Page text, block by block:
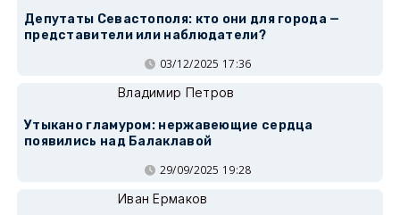
Депутаты Севастополя: кто они для города —
представители или наблюдатели?
03/12/2025 17:36
Владимир Петров
Утыкано гламуром: нержавеющие сердца
появились над Балаклавой
29/09/2025 19:28
Иван Ермаков